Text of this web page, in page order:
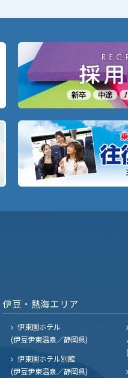
伊豆・熱海エリア
伊東園ホテル
(伊豆伊東温泉／静岡県)
伊東園ホテル別館
(伊豆伊東温泉／静岡県)